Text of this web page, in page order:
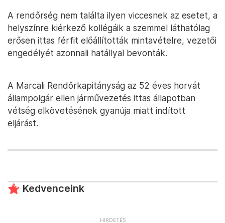
A rendőrség nem találta ilyen viccesnek az esetet, a
helyszínre kiérkező kollégáik a szemmel láthatólag
erősen ittas férfit előállították mintavételre, vezetői
engedélyét azonnali hatállyal bevonták.
A Marcali Rendőrkapitányság az 52 éves horvát
állampolgár ellen járművezetés ittas állapotban
vétség elkövetésének gyanúja miatt indított
eljárást.
Kedvenceink